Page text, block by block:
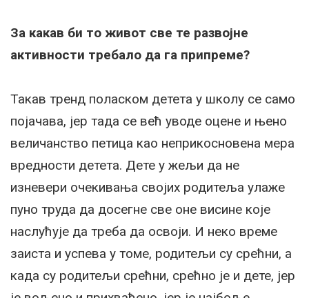
За какав би то живот све те развојне
активности требалo да га припреме?
Такав тренд поласком детета у школу се само
појачава, јер тада се већ уводе оцене и њено
величанство петица као неприкосновена мера
вредности детета. Дете у жељи да не
изневери очекивања својих родитеља улаже
пуно труда да досегне све оне висине које
наслућује да треба да освоји. И неко време
заиста и успева у томе, родитељи су срећни, а
када су родитељи срећни, срећно је и дете, јер